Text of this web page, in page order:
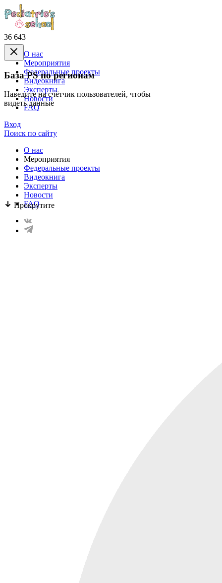
36 643
База PS по регионам
Наведите на счётчик пользователей, чтобы
видеть данные
Прокрутите
О нас
Mероприятия
Федеральные проекты
Видеокнига
Эксперты
Новости
FAQ
Вход
Поиск по сайту
О нас
Mероприятия
Федеральные проекты
Видеокнига
Эксперты
Новости
FAQ